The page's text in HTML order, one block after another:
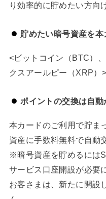
り効率的に貯めたい方向
貯めたい暗号資産を
<ビットコイン（BTC）
クスアールピー（XRP）
ポイントの交換は自
本カードのご利用で貯ま
資産に手数料無料で自動
※暗号資産を貯めるには
サービス口座開設が必要
お客さまは、新たに開設